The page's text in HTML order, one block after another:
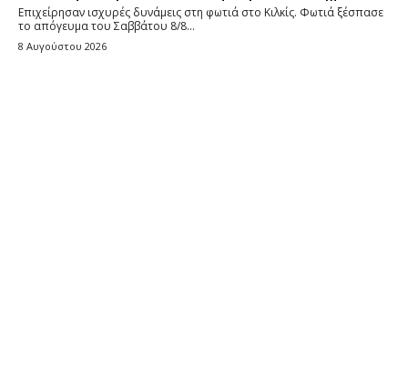
Επιχείρησαν ισχυρές δυνάμεις στη φωτιά στο Κιλκίς. Φωτιά ξέσπασε
το απόγευμα του Σαββάτου 8/8...
8 Αυγούστου 2026